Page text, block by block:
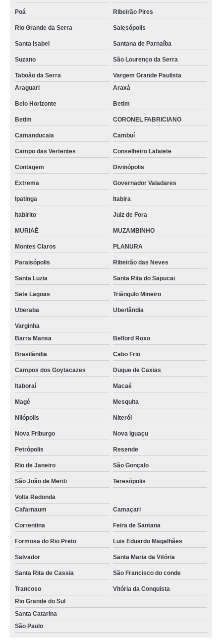
funis laboratório Valparaíso de Goiás
funis de haste longa Campina Grande do Sul
funis de vidro sinterizado venda Embu Guaçú
funis de destilação venda MURIAÉ
funis laboratório venda Juiz de Fora
funis de separação decantação venda Campina Grande do Sul
onde vende funis de separação decantação Pinhais
funis de vidro laboratório comprar Contagem
funis de haste longa comprar Cajamar
funis de vidro função venda Formosa do Rio Preto
funis de decantação venda Ipatinga
sob encomenda funis de vidro função Itaboraí
sob encomenda funis de separação decantação Varginha
onde vende funis de decantação função Uberaba
funis laboratório comprar Biritiba Mirim
funis de laboratório Camanducaia
funis de laboratório Campo das Vertentes
funis de destilação Tijucas do Sul
funis de haste longa Fazenda Rio Grande
funis de separação decantação Campina Grande do Sul
funis laboratório Extrema
onde vende funis de destilação Ipatinga
onde vende funis de separação decantação Salesópolis
funis comuns venda Cotia
funis comuns comprar Tunas do Paraná
funis de vidro laboratório comprar Resende
sob encomenda funis de haste longa MUZAMBINHO
funis de vidro função venda Salvador
funis de decantação comprar Mandirituba
Poá Ribeirão Pires
Rio Grande da Serra Salesópolis
Santa Isabel Santana de Parnaíba
Suzano São Lourenço da Serra
Taboão da Serra
Vargem Grande Paulista
Araguari
Araxá
Belo Horizonte Betim
Betim CORONEL FABRICIANO
Camanducaia Cambuí
Campo das Vertentes Conselheiro Lafaiete
Contagem Divinópolis
Extrema Governador Valadares
Ipatinga Itabira
Itabirito Juiz de Fora
MURIAÉ MUZAMBINHO
Montes Claros PLANURA
Paraisópolis Ribeirão das Neves
Santa Luzia Santa Rita do Sapucai
Sete Lagoas Triângulo Mineiro
Uberaba Uberlândia
Varginha
Barra Mansa
Belford Roxo
Brasilândia Cabo Frio
Campos dos Goytacazes Duque de Caxias
Itaboraí Macaé
Magé Mesquita
Nilópolis Niterói
Nova Friburgo Nova Iguaçu
Petrópolis Resende
Rio de Janeiro São Gonçalo
São João de Meriti Teresópolis
Volta Redonda
Cafarnaum
Camaçari
Correntina Feira de Santana
Formosa do Rio Preto Luis Eduardo Magalhães
Salvador Santa Maria da Vitória
Santa Rita de Cassia São Francisco do conde
Trancoso
Vitória da Conquista
Rio Grande do Sul
Santa Catarina
São Paulo